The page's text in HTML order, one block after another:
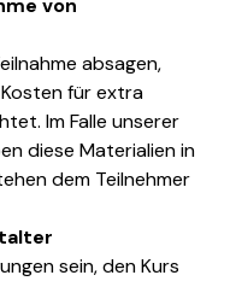
von
absagen,
für extra
Im Falle unserer
diese Materialien in
dem Teilnehmer
sein, den Kurs